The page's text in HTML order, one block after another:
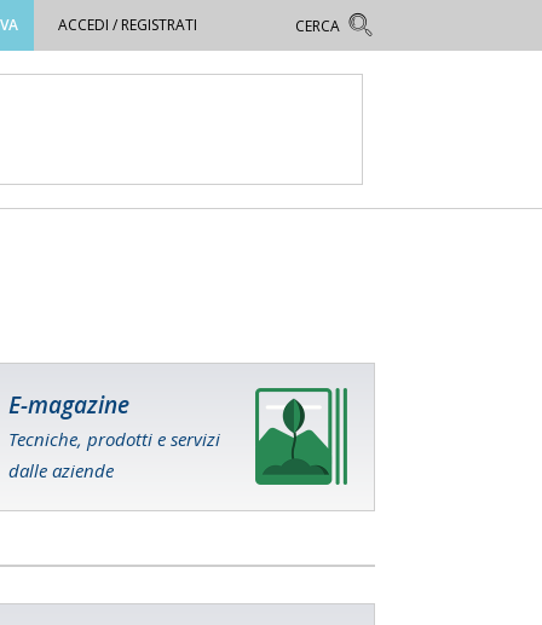
ACCEDI / REGISTRATI
E-magazine
Tecniche, prodotti e servizi
dalle aziende